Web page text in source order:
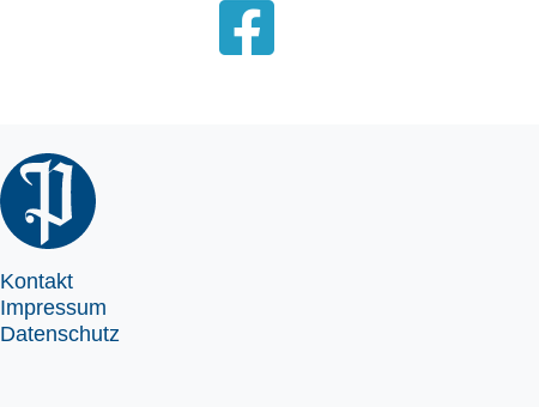
Kontakt
Impressum
Datenschutz